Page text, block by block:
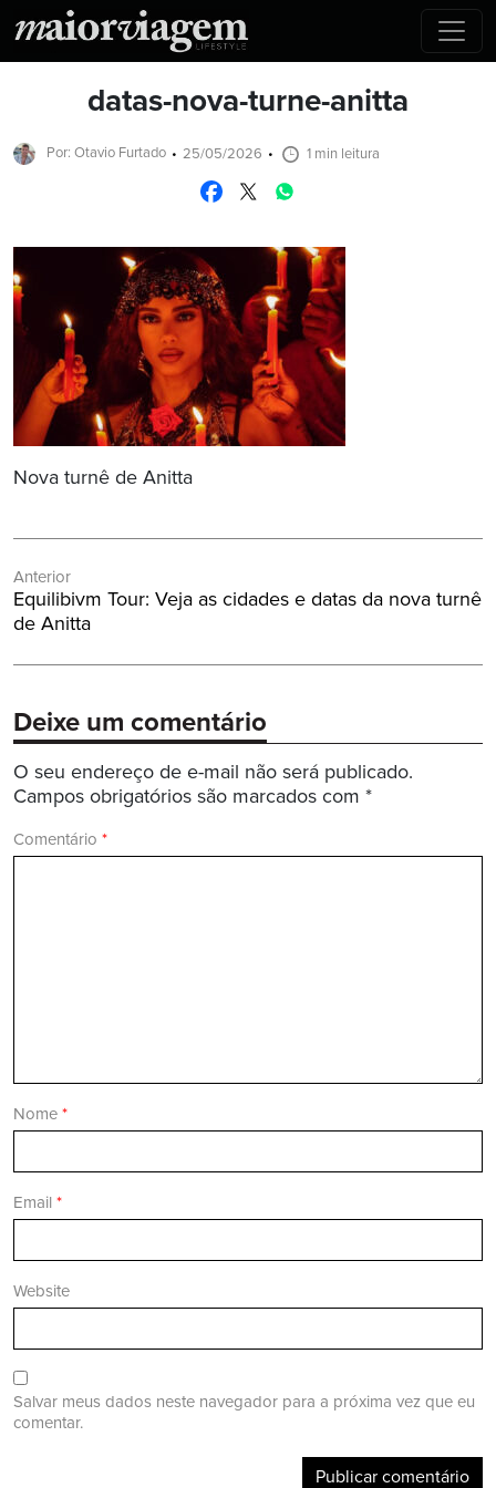
datas-nova-turne-anitta
Por: Otavio Furtado 25/05/2026 1 min leitura
Nova turnê de Anitta
de
Post
Anterior
Post
Anterior:
Equilibivm Tour: Veja as cidades e datas da nova turnê
de Anitta
Deixe um comentário
O seu endereço de e-mail não será publicado.
Campos obrigatórios são marcados com *
Comentário *
Nome *
Email *
Website
Salvar meus dados neste navegador para a próxima vez que eu
comentar.